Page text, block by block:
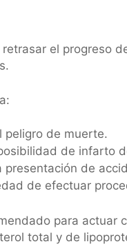
el progreso
peligro de muerte.
de infarto
presentación de
de efectuar
para actuar
total y de